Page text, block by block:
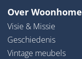
Over Woonhome
Visie & Missie
Geschiedenis
Vintage meubels